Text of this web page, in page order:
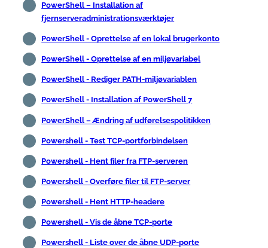
PowerShell – Installation af
fjernserveradministrationsværktøjer
PowerShell - Oprettelse af en lokal brugerkonto
PowerShell - Oprettelse af en miljøvariabel
PowerShell - Rediger PATH-miljøvariablen
PowerShell - Installation af PowerShell 7
PowerShell – Ændring af udførelsespolitikken
Powershell - Test TCP-portforbindelsen
Powershell - Hent filer fra FTP-serveren
Powershell - Overføre filer til FTP-server
Powershell - Hent HTTP-headere
Powershell - Vis de åbne TCP-porte
Powershell - Liste over de åbne UDP-porte